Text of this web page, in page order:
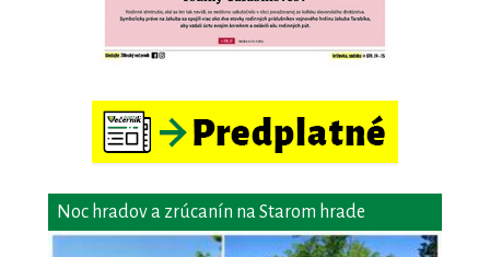
Noc hradov a zrúcanín na Starom hrade